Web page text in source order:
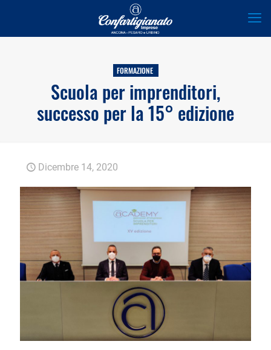
FORMAZIONE
Scuola per imprenditori,
successo per la 15° edizione
Dicembre 14, 2020